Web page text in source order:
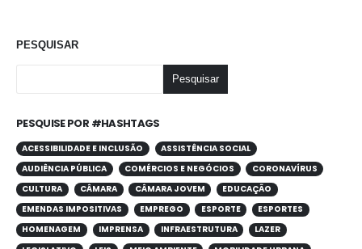
PESQUISAR
Pesquisar
PESQUISE POR #HASHTAGS
ACESSIBILIDADE E INCLUSÃO
ASSISTÊNCIA SOCIAL
AUDIÊNCIA PÚBLICA
COMÉRCIOS E NEGÓCIOS
CORONAVÍRUS
CULTURA
CÂMARA CÂMARA JOVEM
EDUCAÇÃO
EMENDAS IMPOSITIVAS
EMPREGO ESPORTE
ESPORTES
HOMENAGEM
IMPRENSA INFRAESTRUTURA
LAZER